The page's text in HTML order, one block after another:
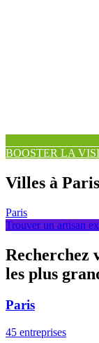
BOOSTER LA
Villes à Paris
Paris
Trouver un artisan
Recherchez
les plus
Paris
45 entreprises